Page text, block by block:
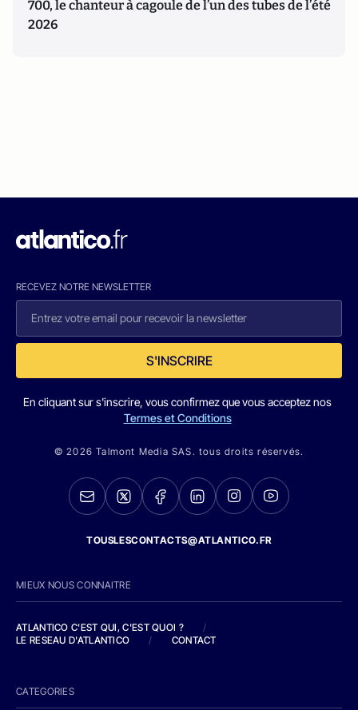
700, le chanteur à cagoule de l’un des tubes de l’été
2026
RECEVEZ NOTRE NEWSLETTER
S'INSCRIRE
En cliquant sur s'inscrire, vous confirmez que vous acceptez nos
Termes et Conditions
© 2026 Talmont Media SAS. tous droits réservés.
TOUSLESCONTACTS@ATLANTICO.FR
MIEUX NOUS CONNAITRE
ATLANTICO C'EST QUI, C'EST QUOI ?
/
LE RESEAU D'ATLANTICO
/ CONTACT
CATEGORIES